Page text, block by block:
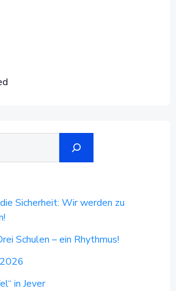
Sicherheit: Wir werden zu
Schulen – ein Rhythmus!
in Jever